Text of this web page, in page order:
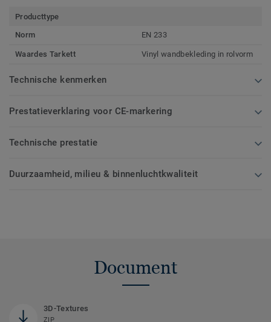
Producttype
Norm
EN 233
Waardes Tarkett Vinyl wandbekleding in rolvorm
Technische kenmerken
Prestatieverklaring voor CE-markering
Technische prestatie
Duurzaamheid, milieu & binnenluchtkwaliteit
Document
3D-Textures
ZIP